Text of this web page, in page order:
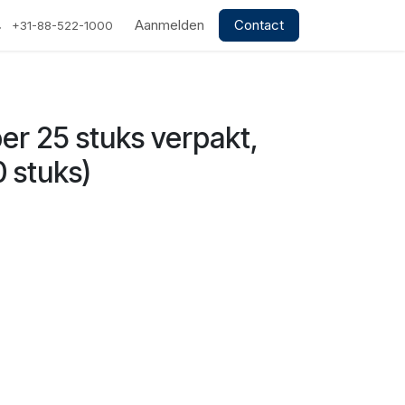
+31-88-522-1000 Aanmelden Contact
25 stuks verpakt,
stuks)